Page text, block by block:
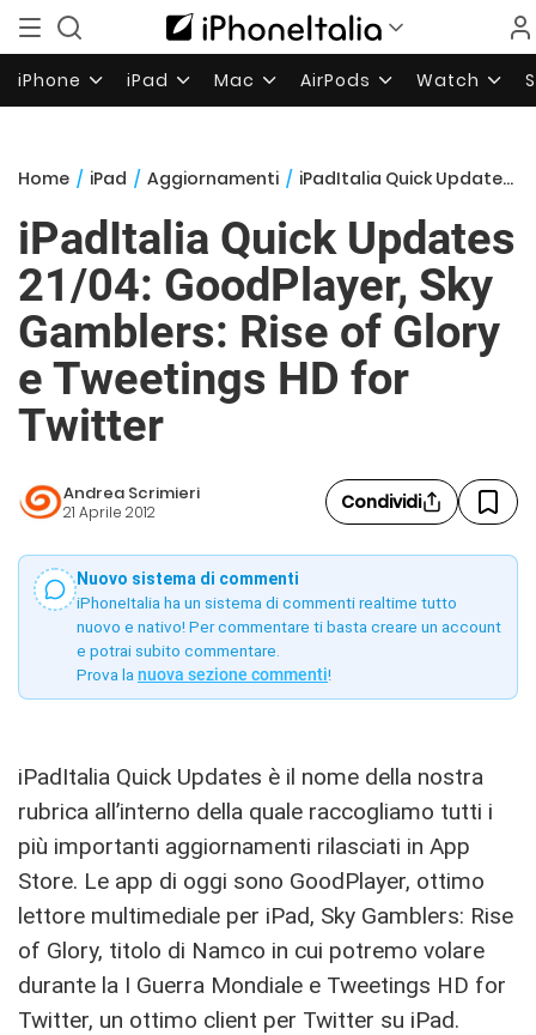
iPhone iPad Mac AirPods Watch
Home / iPad / Aggiornamenti / iPadItalia Quick Updates 21/04: GoodPlayer, Sky Gamblers: Rise of Glory e Tweetings HD for Twitter
iPadItalia Quick Updates
21/04: GoodPlayer, Sky
Gamblers: Rise of Glory
e Tweetings HD for
Twitter
Andrea Scrimieri
21 Aprile 2012 Condividi
Nuovo sistema di commenti
iPhoneItalia ha un sistema di commenti realtime tutto
nuovo e nativo! Per commentare ti basta creare un account
e potrai subito commentare.
Prova la nuova sezione commenti!
iPadItalia Quick Updates è il nome della nostra
rubrica all’interno della quale raccogliamo tutti i
più importanti aggiornamenti rilasciati in App
Store. Le app di oggi sono GoodPlayer, ottimo
lettore multimediale per iPad, Sky Gamblers: Rise
of Glory, titolo di Namco in cui potremo volare
durante la I Guerra Mondiale e Tweetings HD for
Twitter, un ottimo client per Twitter su iPad.